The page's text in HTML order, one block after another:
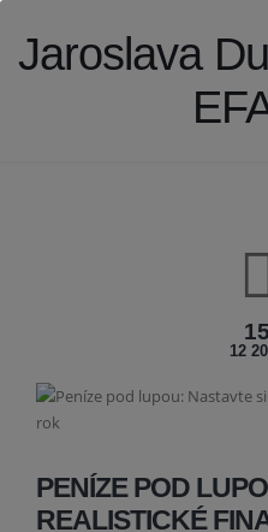
Jaroslava
15
12
PENÍZE POD
REALISTICKÉ